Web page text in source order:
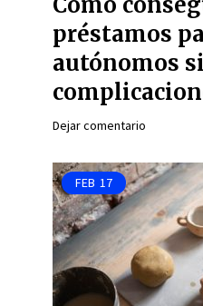
préstamos
autónomos
Dejar comentario
FEB 17